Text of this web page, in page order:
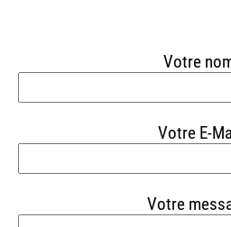
Votre
Votre E-
Votre